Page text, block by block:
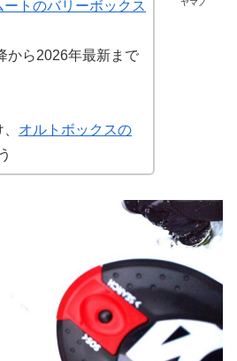
ヤマノ
ートのバリーボックス
から2026年最新まで
オルトボックスの